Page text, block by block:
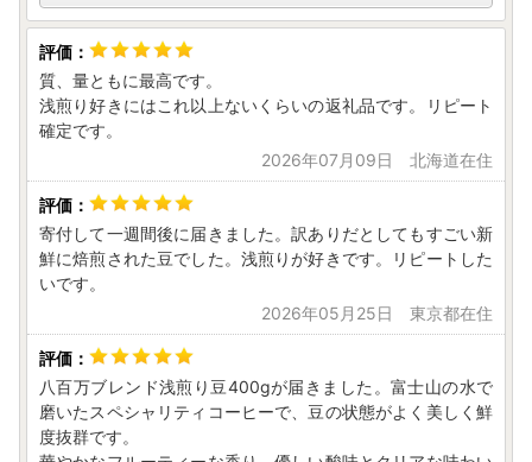
質、量ともに最高です。
浅煎り好きにはこれ以上ないくらいの返礼品です。リピート
確定です。
2026年07月09日 北海道在住
寄付して一週間後に届きました。訳ありだとしてもすごい新
鮮に焙煎された豆でした。浅煎りが好きです。リピートした
いです。
2026年05月25日 東京都在住
八百万ブレンド浅煎り豆400gが届きました。富士山の水で
磨いたスペシャリティコーヒーで、豆の状態がよく美しく鮮
度抜群です。